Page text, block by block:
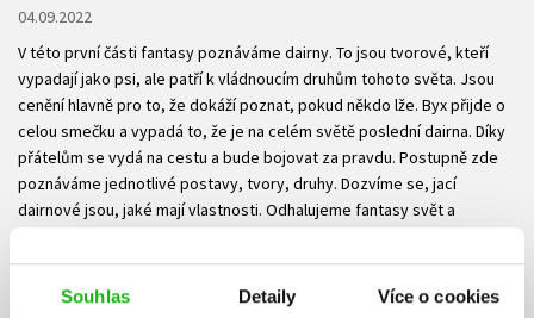
Souhlas Detaily Více o cookies
04.09.2022
V této první části fantasy poznáváme dairny. To jsou tvorové, kteří
vypadají jako psi, ale patří k vládnoucím druhům tohoto světa. Jsou
cenění hlavně pro to, že dokáží poznat, pokud někdo lže. Byx přijde o
celou smečku a vypadá to, že je na celém světě poslední dairna. Díky
přátelům se vydá na cestu a bude bojovat za pravdu. Postupně zde
poznáváme jednotlivé postavy, tvory, druhy. Dozvíme se, jací
dairnové jsou, jaké mají vlastnosti. Odhalujeme fantasy svět a
dobrodružství. Putujeme za poznáním a za svobodou. Je to čtivé,
poutavé, zajímavé i napínavé. Krátké kapitoly dodávají knize spád.